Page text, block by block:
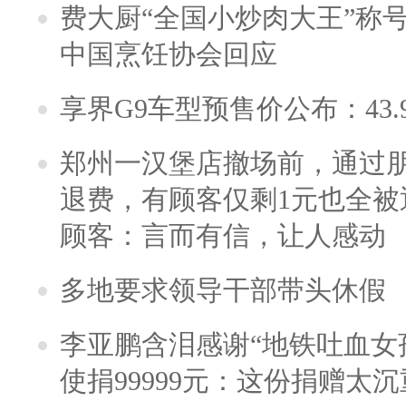
费大厨“全国小炒肉大王”称
中国烹饪协会回应
享界G9车型预售价公布：
郑州一汉堡店撤场前，通过
退费，有顾客仅剩1元也全
顾客：言而有信，让人感动
多地要求领导干部带头休假
李亚鹏含泪感谢“地铁吐血
使捐99999元：这份捐赠太